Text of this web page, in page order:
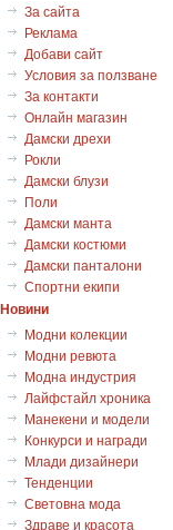
За сайта
Реклама
Добави сайт
Условия за ползване
За контакти
Онлайн магазин
Дамски дрехи
Рокли
Дамски блузи
Поли
Дамски манта
Дамски костюми
Дамски панталони
Спортни екипи
Новини
Модни колекции
Модни ревюта
Модна индустрия
Лайфстайл хроника
Манекени и модели
Конкурси и награди
Млади дизайнери
Тенденции
Световна мода
Здраве и красота